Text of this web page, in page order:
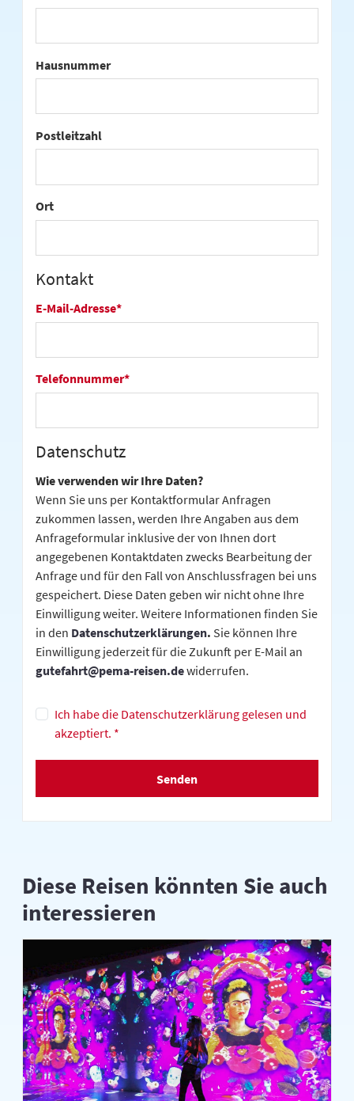
Hausnummer
Postleitzahl
Ort
Kontakt
E-Mail-Adresse*
Telefonnummer*
Datenschutz
Wie verwenden wir Ihre Daten?
Wenn Sie uns per Kontaktformular Anfragen
zukommen lassen, werden Ihre Angaben aus dem
Anfrageformular inklusive der von Ihnen dort
angegebenen Kontaktdaten zwecks Bearbeitung der
Anfrage und für den Fall von Anschlussfragen bei uns
gespeichert. Diese Daten geben wir nicht ohne Ihre
Einwilligung weiter. Weitere Informationen finden Sie
in den Datenschutzerklärungen. Sie können Ihre
Einwilligung jederzeit für die Zukunft per E-Mail an
gutefahrt@pema-reisen.dewiderrufen.
Ich habe die Datenschutzerklärung gelesen und
akzeptiert. *
Senden
Diese Reisen könnten Sie auch
interessieren